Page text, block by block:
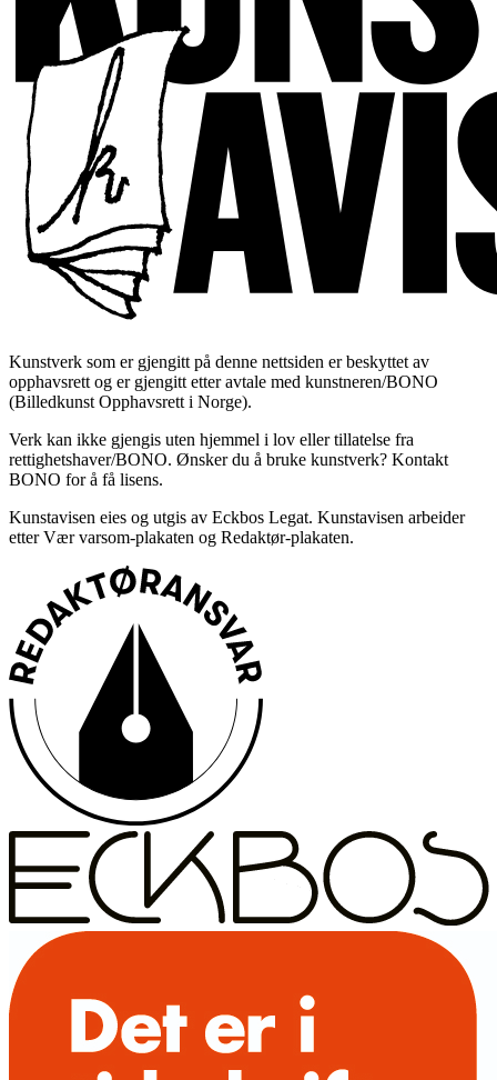
Kunstverk som er gjengitt på denne nettsiden er beskyttet av
opphavsrett og er gjengitt etter avtale med kunstneren/BONO
(Billedkunst Opphavsrett i Norge).
Verk kan ikke gjengis uten hjemmel i lov eller tillatelse fra
rettighetshaver/BONO. Ønsker du å bruke kunstverk? Kontakt
BONO for å få lisens.
Kunstavisen eies og utgis av Eckbos Legat. Kunstavisen arbeider
etter Vær varsom-plakaten og Redaktør-plakaten.